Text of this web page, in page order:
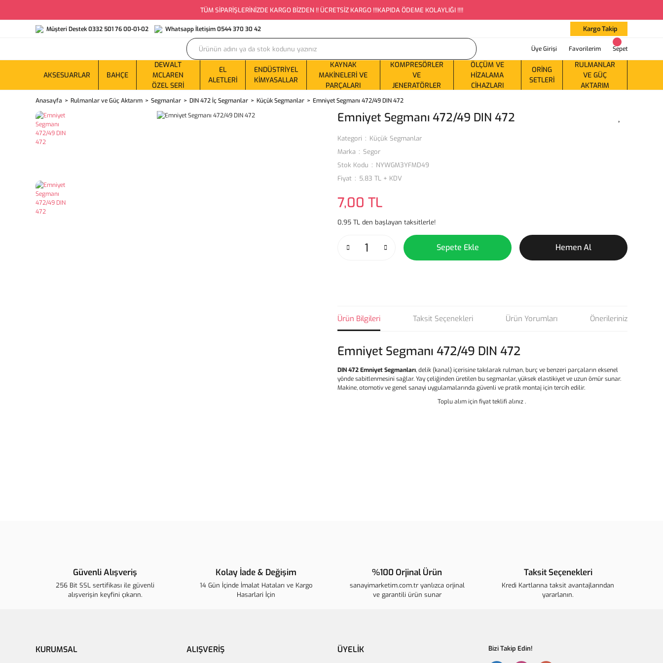
TÜM SİPARİŞLERİNİZDE KARGO BİZDEN !! ÜCRETSİZ KARGO !!!KAPIDA ÖDEME KOLAYLIĞI !!!!
Müşteri Destek 0332 501 76 00-01-02 Whatsapp İletişim 0544 370 30 42 Kargo Takip
Üye Girişi Favorilerim Sepet
AKSESUARLAR BAHÇE
DEWALT
MCLAREN
ÖZEL SERI
EL
ALETLERI
ENDÜSTRIYEL
KIMYASALLAR
KAYNAK
MAKINELERI VE
PARÇALARI
KOMPRESÖRLER
VE
JENERATÖRLER
ÖLÇÜM VE
HIZALAMA
CIHAZLARI
ORING
SETLERI
RULMANLAR
VE GÜÇ
AKTARIM
Anasayfa Rulmanlar ve Güç Aktarım Segmanlar DIN 472 İç Segmanlar Küçük Segmanlar Emniyet Segmanı 472/49 DIN 472
Emniyet Segmanı 472/49 DIN 472
Kategori
Küçük Segmanlar
Marka
Segor
Stok Kodu
NYWGM3YFMD49
Fiyat
5,83 TL + KDV
7,00 TL
0,95 TL den başlayan taksitlerle!
Sepete Ekle Hemen Al
Ürün Bilgileri Taksit Seçenekleri Ürün Yorumları Önerileriniz
Emniyet Segmanı 472/49 DIN 472
DIN 472 Emniyet Segmanları, delik (kanal) içerisine takılarak rulman, burç ve benzeri parçaların eksenel
yönde sabitlenmesini sağlar. Yay çeliğinden üretilen bu segmanlar, yüksek elastikiyet ve uzun ömür sunar.
Makine, otomotiv ve genel sanayi uygulamalarında güvenli ve pratik montaj için tercih edilir.
Toplu alım için fiyat teklifi alınız .
Güvenli Alışveriş
256 Bit SSL sertifikası ile güvenli
alışverişin keyfini çıkarın.
Kolay İade & Değişim
14 Gün İçinde İmalat Hataları ve Kargo
Hasarlari İçin
%100 Orjinal Ürün
sanayimarketim.com.tr yanlızca orjinal
ve garantili ürün sunar
Taksit Seçenekleri
Kredi Kartlarına taksit avantajlarından
yararlanın.
KURUMSAL ALIŞVERİŞ ÜYELİK Bizi Takip Edin!